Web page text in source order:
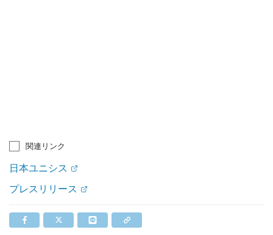
関連リンク
日本ユニシス
プレスリリース